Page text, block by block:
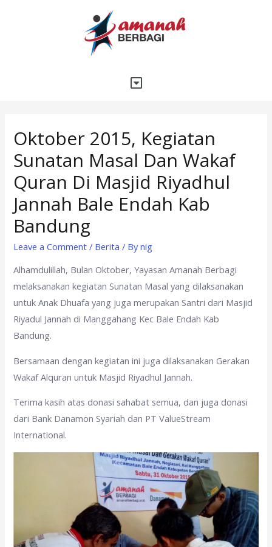
Oktober 2015, Kegiatan
Sunatan Masal Dan Wakaf
Quran Di Masjid Riyadhul
Jannah Bale Endah Kab
Bandung
Leave a Comment / Berita / Bynig
Alhamdulillah, Bulan Oktober, Yayasan Amanah Berbagi
melaksanakan kegiatan Sunatan Masal yang dilaksanakan
untuk Anak Dhuafa yang juga merupakan Santri dari Masjid
Riyadul Jannah di Manggahang Kec Bale Endah Kab
Bandung.
Bersamaan dengan kegiatan ini juga dilaksanakan Gerakan
Wakaf Alquran untuk Masjid Riyadhul Jannah.
Terima kasih atas donasi sahabat semua, dan juga donasi
dari Bank Danamon Syariah dan PT ValueStream
International.